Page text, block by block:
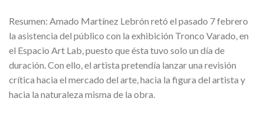
Resumen: Amado Martínez Lebrón retó el pasado 7 febrero
la asistencia del público con la exhibición Tronco Varado, en
el Espacio Art Lab, puesto que ésta tuvo solo un día de
duración. Con ello, el artista pretendía lanzar una revisión
crítica hacia el mercado del arte, hacia la figura del artista y
hacia la naturaleza misma de la obra.